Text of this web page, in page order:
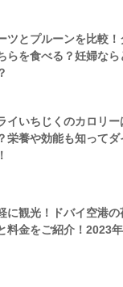
ツとプルーンを比較
らを食べる？妊婦な
イいちじくのカロリ
栄養や効能も知って
に観光！ドバイ空港
料金をご紹介！2023